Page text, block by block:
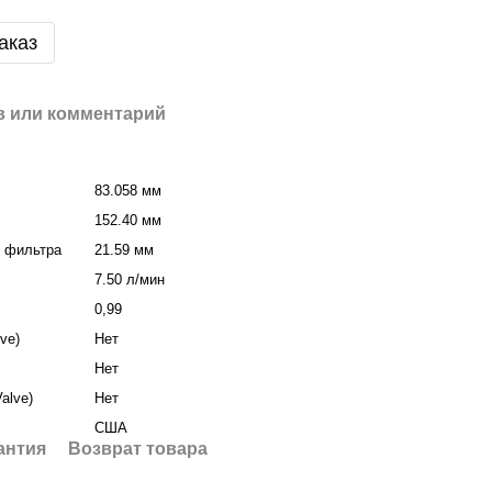
комментарий
83.058 мм
152.40 мм
фильтра
21.59 мм
7.50 л/мин
0,99
Нет
Нет
Нет
США
Возврат товара